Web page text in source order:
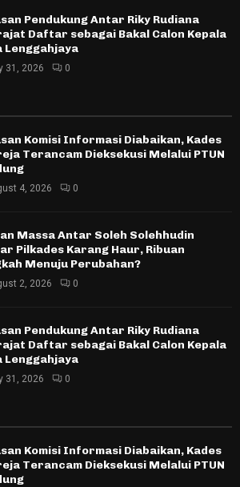
Pendukung Antar Riky Rudiana
Daftar sebagai Bakal Calon Kepala
Lenggahjaya
31, 2026 0
Komisi Informasi Diabaikan, Kades
Terancam Dieksekusi Melalui PTUN
4, 2026 0
Massa Antar Soleh Solehhudin
Pilkades Karang Haur, Ribuan
Menuju Perubahan?
2, 2026 0
Pendukung Antar Riky Rudiana
Daftar sebagai Bakal Calon Kepala
Lenggahjaya
31, 2026 0
Komisi Informasi Diabaikan, Kades
Terancam Dieksekusi Melalui PTUN